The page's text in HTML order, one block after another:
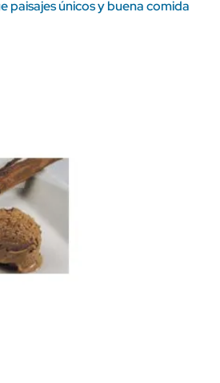
paisajes únicos y buena comida